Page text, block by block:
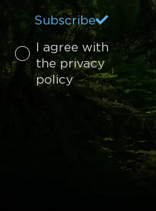
I agree with
the privacy
policy
Subscribe